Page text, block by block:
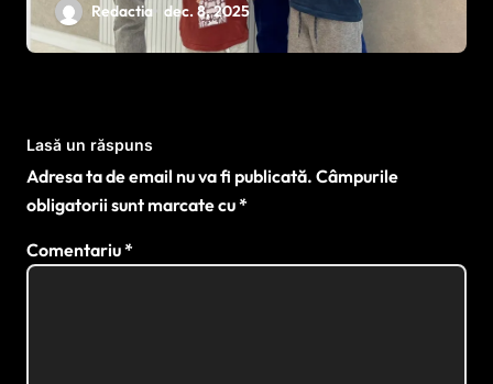
Redactia dec. 8, 2025
Lasă un răspuns
Adresa ta de email nu va fi publicată. Câmpurile
obligatorii sunt marcate cu*
Comentariu*